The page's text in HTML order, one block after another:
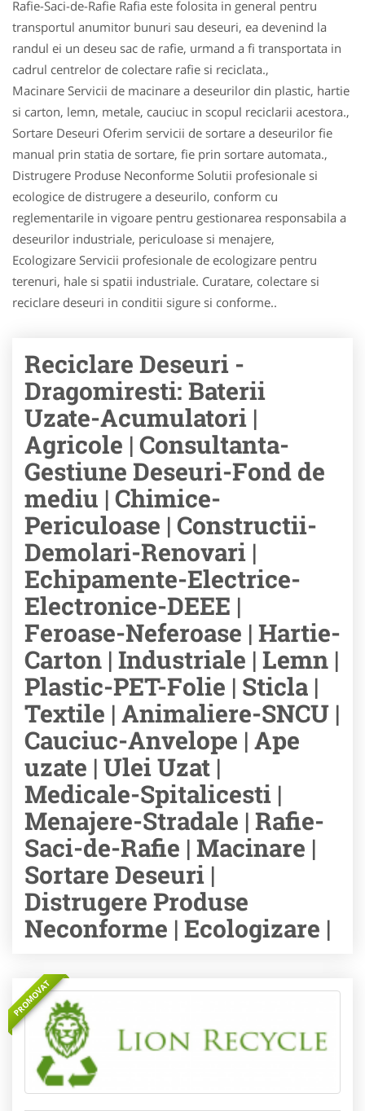
Rafie-Saci-de-Rafie Rafia este folosita in general pentru
transportul anumitor bunuri sau deseuri, ea devenind la
randul ei un deseu sac de rafie, urmand a fi transportata in
cadrul centrelor de colectare rafie si reciclata.,
Macinare Servicii de macinare a deseurilor din plastic, hartie
si carton, lemn, metale, cauciuc in scopul reciclarii acestora.,
Sortare Deseuri Oferim servicii de sortare a deseurilor fie
manual prin statia de sortare, fie prin sortare automata.,
Distrugere Produse Neconforme Solutii profesionale si
ecologice de distrugere a deseurilo, conform cu
reglementarile in vigoare pentru gestionarea responsabila a
deseurilor industriale, periculoase si menajere,
Ecologizare Servicii profesionale de ecologizare pentru
terenuri, hale si spatii industriale. Curatare, colectare si
reciclare deseuri in conditii sigure si conforme..
Reciclare Deseuri -
Dragomiresti: Baterii
Uzate-Acumulatori |
Agricole | Consultanta-
Gestiune Deseuri-Fond de
mediu | Chimice-
Periculoase | Constructii-
Demolari-Renovari |
Echipamente-Electrice-
Electronice-DEEE |
Feroase-Neferoase | Hartie-
Carton | Industriale | Lemn |
Plastic-PET-Folie | Sticla |
Textile | Animaliere-SNCU |
Cauciuc-Anvelope | Ape
uzate | Ulei Uzat |
Medicale-Spitalicesti |
Menajere-Stradale | Rafie-
Saci-de-Rafie | Macinare |
Sortare Deseuri |
Distrugere Produse
Neconforme | Ecologizare |
PROMOVAT